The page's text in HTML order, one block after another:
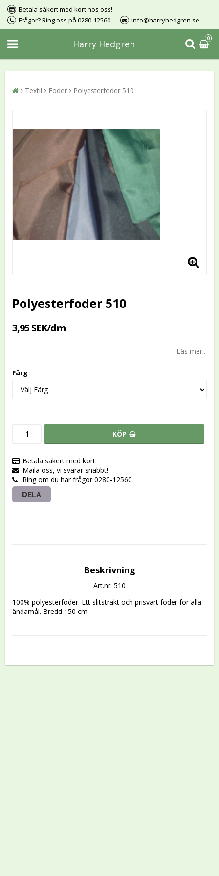
Betala säkert med kort hos oss!
Frågor? Ring oss på 0280-12560
info@harryhedgren.se
Harry Hedgren
0
Textil Foder Polyesterfoder 510
Polyesterfoder 510
3,95 SEK/dm
Läs mer...
Färg
KÖP
Betala säkert med kort
Maila oss, vi svarar snabbt!
Ring om du har frågor 0280-12560
DELA
Beskrivning
Art.nr: 510
100% polyesterfoder. Ett slitstrakt och prisvärt foder för alla
ändamål. Bredd 150 cm